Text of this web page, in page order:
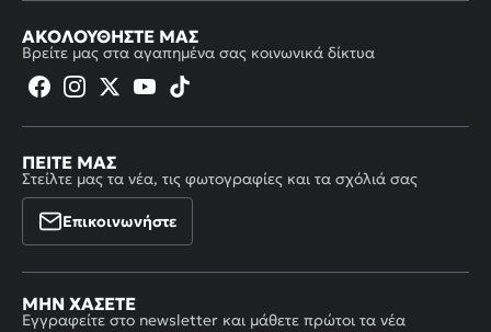
ΑΚΟΛΟΥΘΉΣΤΕ ΜΑΣ
Βρείτε μας στα αγαπημένα σας κοινωνικά δίκτυα
ΠΕΊΤΕ ΜΑΣ
Στείλτε μας τα νέα, τις φωτογραφίες και τα σχόλιά σας
Επικοινωνήστε
ΜΗΝ ΧΆΣΕΤΕ
Εγγραφείτε στο newsletter και μάθετε πρώτοι τα νέα